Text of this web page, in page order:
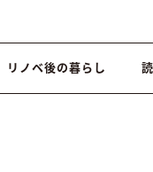
リノベ後の暮らし